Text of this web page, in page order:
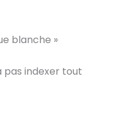
blanche »
pas indexer tout